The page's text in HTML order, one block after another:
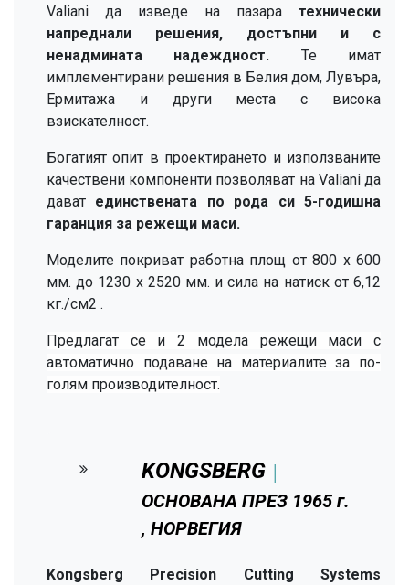
Valiani да изведе на пазара технически
напреднали решения, достъпни и с
ненадмината надеждност. Те имат
имплементирани решения в Белия дом, Лувъра,
Ермитажа и други места с висока
взискателност.
Богатият опит в проектирането и използваните
качествени компоненти позволяват на Valiani да
дават единствената по рода си 5-годишна
гаранция за режещи маси.
Моделите покриват работна площ от 800 х 600
мм. до 1230 x 2520 мм. и сила на натиск от 6,12
кг./см2 .
Предлагат се и 2 модела режещи маси с
автоматично подаване на материалите за по-
голям производителност.
KONGSBERG
ОСНОВАНА ПРЕЗ 1965 г.
, НОРВЕГИЯ
Kongsberg Precision Cutting Systems